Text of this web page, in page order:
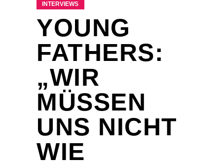
INTERVIEWS
YOUNG
FATHERS:
„WIR
MÜSSEN
UNS NICHT
WIE